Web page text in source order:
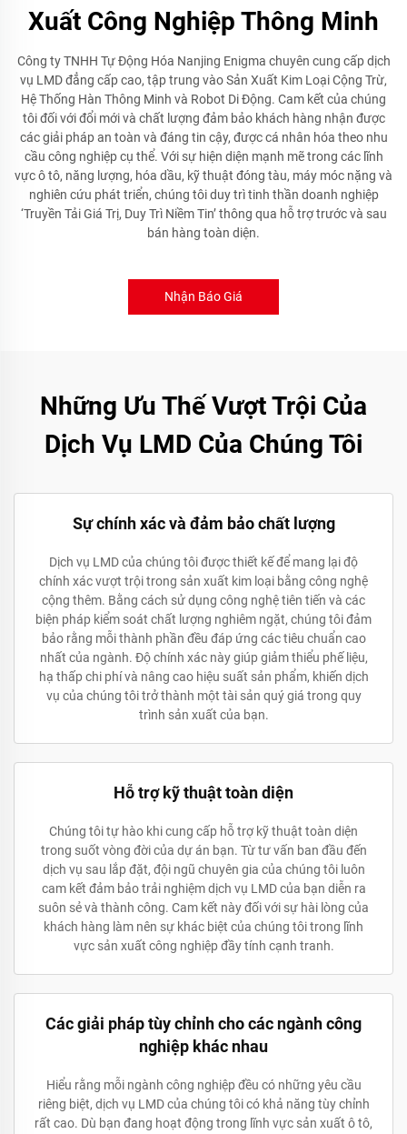
Xuất Công Nghiệp Thông Minh
Công ty TNHH Tự Động Hóa Nanjing Enigma chuyên cung cấp dịch
vụ LMD đẳng cấp cao, tập trung vào Sản Xuất Kim Loại Cộng Trừ,
Hệ Thống Hàn Thông Minh và Robot Di Động. Cam kết của chúng
tôi đối với đổi mới và chất lượng đảm bảo khách hàng nhận được
các giải pháp an toàn và đáng tin cậy, được cá nhân hóa theo nhu
cầu công nghiệp cụ thể. Với sự hiện diện mạnh mẽ trong các lĩnh
vực ô tô, năng lượng, hóa dầu, kỹ thuật đóng tàu, máy móc nặng và
nghiên cứu phát triển, chúng tôi duy trì tinh thần doanh nghiệp
‘Truyền Tải Giá Trị, Duy Trì Niềm Tin’ thông qua hỗ trợ trước và sau
bán hàng toàn diện.
Nhận Báo Giá
Những Ưu Thế Vượt Trội Của
Dịch Vụ LMD Của Chúng Tôi
Sự chính xác và đảm bảo chất lượng
Dịch vụ LMD của chúng tôi được thiết kế để mang lại độ
chính xác vượt trội trong sản xuất kim loại bằng công nghệ
cộng thêm. Bằng cách sử dụng công nghệ tiên tiến và các
biện pháp kiểm soát chất lượng nghiêm ngặt, chúng tôi đảm
bảo rằng mỗi thành phần đều đáp ứng các tiêu chuẩn cao
nhất của ngành. Độ chính xác này giúp giảm thiểu phế liệu,
hạ thấp chi phí và nâng cao hiệu suất sản phẩm, khiến dịch
vụ của chúng tôi trở thành một tài sản quý giá trong quy
trình sản xuất của bạn.
Hỗ trợ kỹ thuật toàn diện
Chúng tôi tự hào khi cung cấp hỗ trợ kỹ thuật toàn diện
trong suốt vòng đời của dự án bạn. Từ tư vấn ban đầu đến
dịch vụ sau lắp đặt, đội ngũ chuyên gia của chúng tôi luôn
cam kết đảm bảo trải nghiệm dịch vụ LMD của bạn diễn ra
suôn sẻ và thành công. Cam kết này đối với sự hài lòng của
khách hàng làm nên sự khác biệt của chúng tôi trong lĩnh
vực sản xuất công nghiệp đầy tính cạnh tranh.
Các giải pháp tùy chỉnh cho các ngành công
nghiệp khác nhau
Hiểu rằng mỗi ngành công nghiệp đều có những yêu cầu
riêng biệt, dịch vụ LMD của chúng tôi có khả năng tùy chỉnh
rất cao. Dù bạn đang hoạt động trong lĩnh vực sản xuất ô tô,